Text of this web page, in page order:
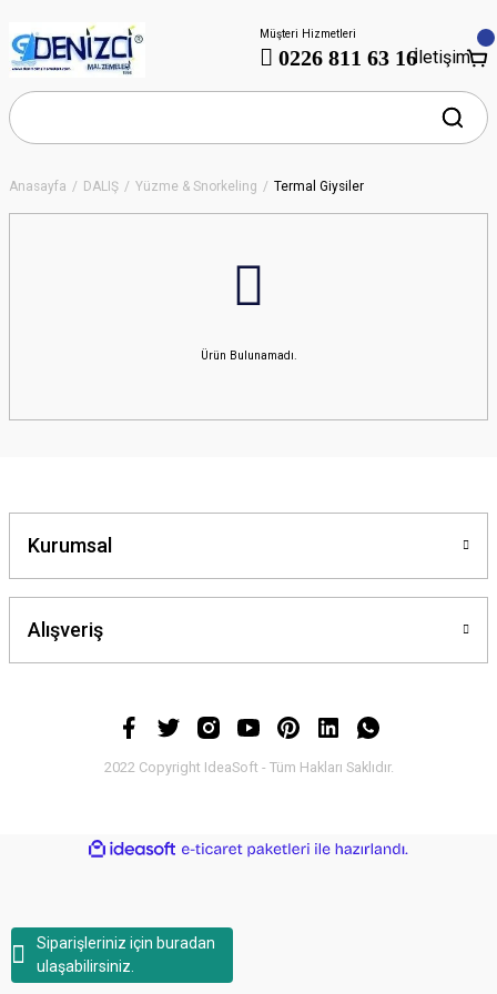
Siparişleriniz için buradan
ulaşabilirsiniz.
Müşteri Hizmetleri
0226 811 63 16İletişim
Anasayfa DALIŞ Yüzme & Snorkeling Termal Giysiler
Ürün Bulunamadı.
Kurumsal
Alışveriş
2022 Copyright IdeaSoft - Tüm Hakları Saklıdır.
ideasoft
e-